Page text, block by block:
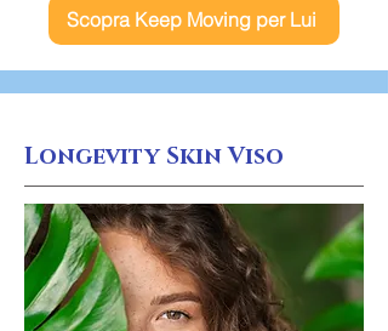
Scopra Keep Moving per Lui
Longevity Skin Viso